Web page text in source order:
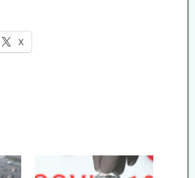
X